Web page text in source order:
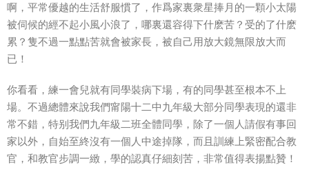
啊，平常優越的生活舒服慣了，作爲家裏衆星捧月的一顆小太陽
被伺候的經不起小風小浪了，哪裏還容得下什麽苦？受的了什麽
累？隻不過一點點苦就會被家長，被自己用放大鏡無限放大而
已！
你看看，練一會兒就有同學裝病下場，有的同學甚至根本不上
場。不過總體來說我們甯陽十二中九年級大部分同學表現的還非
常不錯，特别我們九年級二班全體同學，除了一個人請假有事回
家以外，自始至終沒有一個人中途掉隊，而且訓練上緊密配合教
官，和教官步調一緻，學的認真仔細刻苦，非常值得表揚點贊！